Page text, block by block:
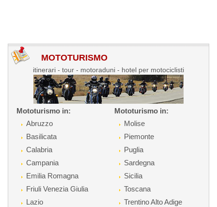
MOTOTURISMO
itinerari - tour - motoraduni - hotel per motociclisti
Mototurismo in:
Abruzzo
Basilicata
Calabria
Campania
Emilia Romagna
Friuli Venezia Giulia
Lazio
Mototurismo in:
Molise
Piemonte
Puglia
Sardegna
Sicilia
Toscana
Trentino Alto Adige